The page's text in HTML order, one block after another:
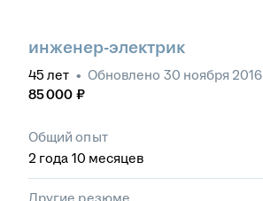
инженер-электрик
45 лет • Обновлено 30 ноября 2016
85 000 ₽
Общий опыт
2 года 10 месяцев
Другие резюме